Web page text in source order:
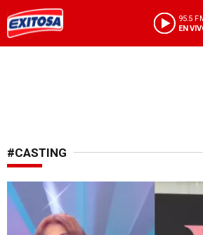
95.5
EN
#CASTING
¡Impresionada!